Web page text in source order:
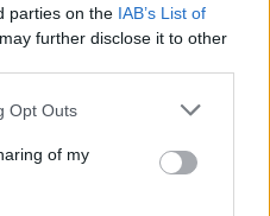
parties on the IAB’s List of
further disclose it to other
uses one or more Google
behaviour. You may click to
and its third-party tags to
purposes in below Google
Opt Outs
of my
ο κ.
δεν είναι
η πρόθεση και η
έρθουν όλα στο φως και
Τόνισε, δε, ότι,
στους Δήμους το